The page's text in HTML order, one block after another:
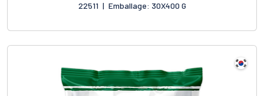
22511 | Emballage: 30X400 G